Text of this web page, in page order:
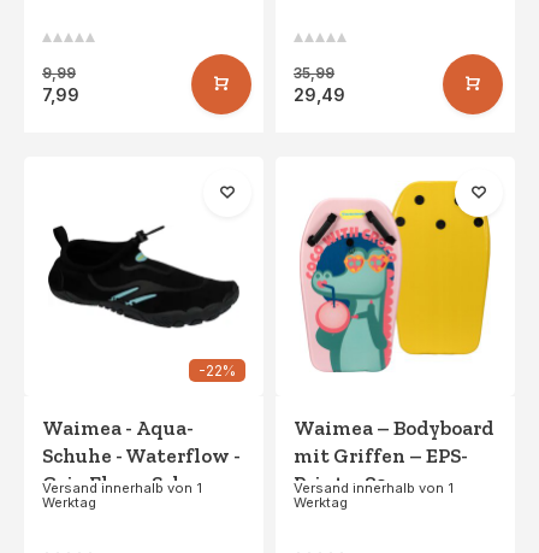
9,99
7,99
35,99
29,49
-22%
Waimea - Aqua-
Schuhe - Waterflow -
Grip Flow - Schwarz
Versand innerhalb von 1
Werktag
Waimea – Bodyboard
mit Griffen – EPS-
Print – 80 cm –
Makani – Rosa/Grün
Versand innerhalb von 1
Werktag